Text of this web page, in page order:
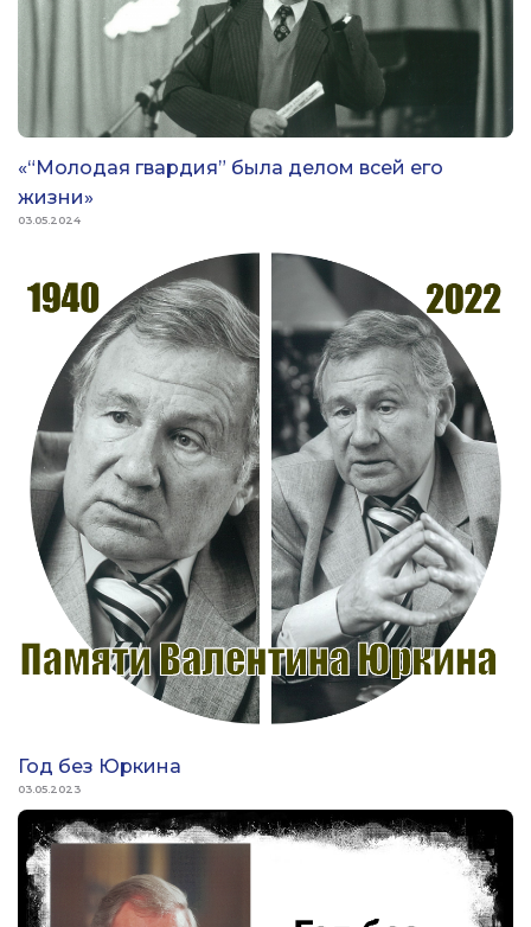
«“Молодая гвардия” была делом всей его
жизни»
03.05.2024
Год без Юркина
03.05.2023